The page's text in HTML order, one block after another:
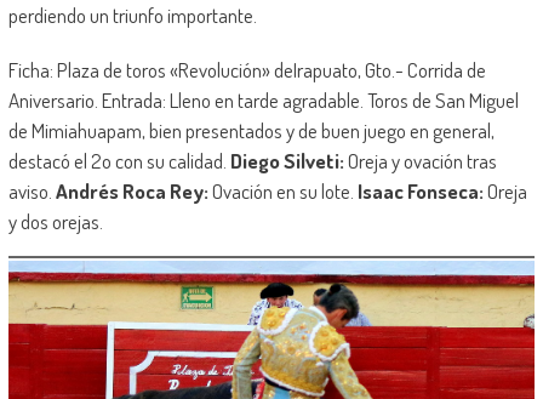
perdiendo un triunfo importante.
Ficha: Plaza de toros «Revolución» deIrapuato, Gto.- Corrida de
Aniversario. Entrada: Lleno en tarde agradable. Toros de San Miguel
de Mimiahuapam, bien presentados y de buen juego en general,
destacó el 2o con su calidad. Diego Silveti:Oreja y ovación tras
aviso. Andrés Roca Rey:Ovación en su lote. Isaac Fonseca:Oreja
y dos orejas.